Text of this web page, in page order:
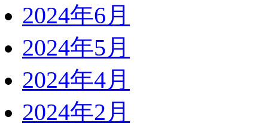
2024年6月
2024年5月
2024年4月
2024年2月